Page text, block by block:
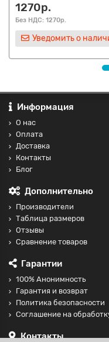
1270р.
Без НДС: 1270р.
Уведомить о
Информация
О нас
Оплата
Доставка
Контакты
Блог
Дополнительно
Производители
Таблица размеров
Отзывы
Сравнение товаров
Гарантии
100% Анонимность
Гарантия и возврат
Политика безопасности
Соглашение на
Контакты